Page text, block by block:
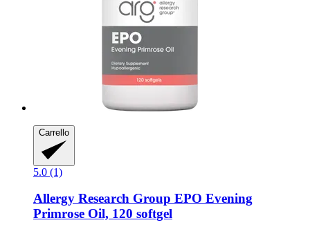
Carrello
5.0 (1)
Allergy Research Group EPO Evening
Primrose Oil, 120 softgel